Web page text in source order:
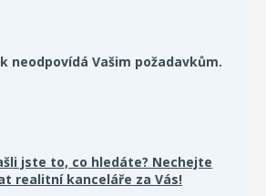
neodpovídá Vašim požadavkům.
jste to, co hledáte? Nechejte
realitní kanceláře za Vás!